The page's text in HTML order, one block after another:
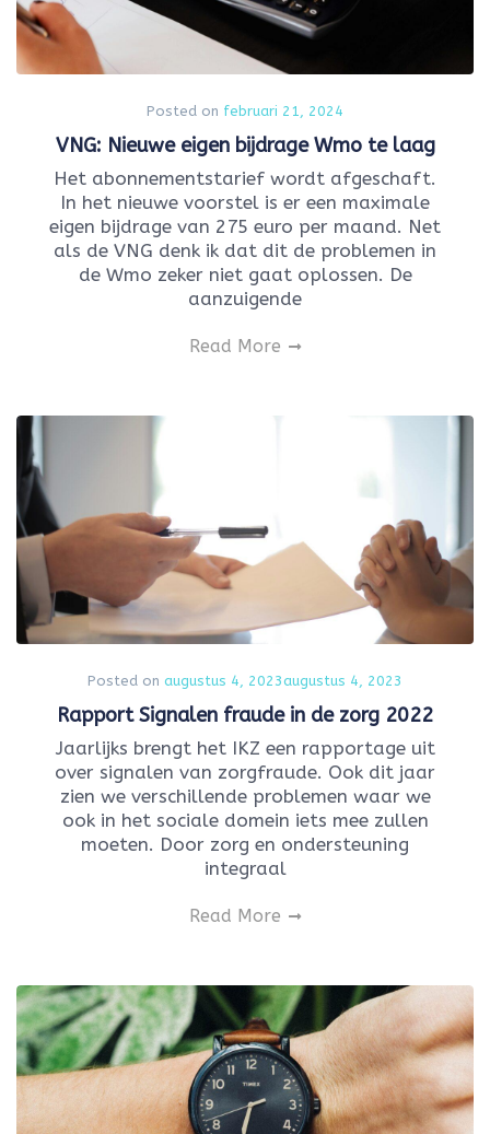
Posted on februari 21, 2024
VNG: Nieuwe eigen bijdrage Wmo te laag
Het abonnementstarief wordt afgeschaft.
In het nieuwe voorstel is er een maximale
eigen bijdrage van 275 euro per maand. Net
als de VNG denk ik dat dit de problemen in
de Wmo zeker niet gaat oplossen. De
aanzuigende
Read More
Posted on augustus 4, 2023augustus 4, 2023
Rapport Signalen fraude in de zorg 2022
Jaarlijks brengt het IKZ een rapportage uit
over signalen van zorgfraude. Ook dit jaar
zien we verschillende problemen waar we
ook in het sociale domein iets mee zullen
moeten. Door zorg en ondersteuning
integraal
Read More